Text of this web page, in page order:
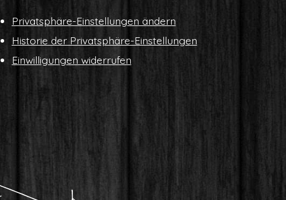
Pri­vat­sphä­re-Ein­stel­lun­gen ändern
His­to­rie der Privatsphäre-Einstellungen
Ein­wil­li­gun­gen widerrufen